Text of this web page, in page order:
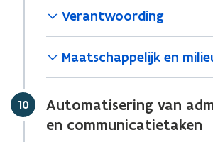
Verantwoording
Maatschappelijk en
Stap
10
Automatisering van
en communicatietaken